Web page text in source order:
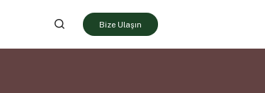
Bize Ulaşın